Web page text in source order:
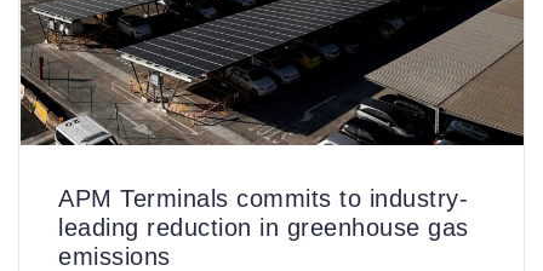
APM Terminals commits to industry-
leading reduction in greenhouse gas
emissions